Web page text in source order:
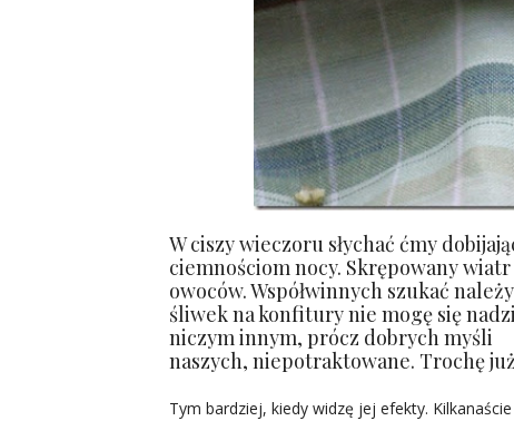
W ciszy wieczoru słychać ćmy
ciemnościom nocy. Skrępowany
owoców. Współwinnych szukać
śliwek na konfitury nie mogę się
niczym innym, prócz dobrych myśli
naszych, niepotraktowane. Trochę
Tym bardziej, kiedy widzę jej efekty.